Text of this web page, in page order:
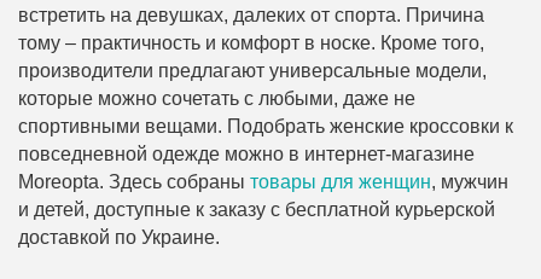
встретить на девушках, далеких от спорта. Причина
тому – практичность и комфорт в носке. Кроме того,
производители предлагают универсальные модели,
которые можно сочетать с любыми, даже не
спортивными вещами. Подобрать женские кроссовки к
повседневной одежде можно в интернет-магазине
Moreopta. Здесь собранытовары для женщин, мужчин
и детей, доступные к заказу с бесплатной курьерской
доставкой по Украине.